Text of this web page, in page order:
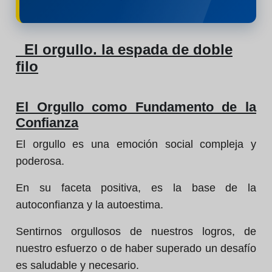
El orgullo. la espada de doble
filo
El Orgullo como Fundamento de la
Confianza
El orgullo es una emoción social compleja y
poderosa.
En su faceta positiva, es la base de la
autoconfianza y la autoestima.
Sentirnos orgullosos de nuestros logros, de
nuestro esfuerzo o de haber superado un desafío
es saludable y necesario.